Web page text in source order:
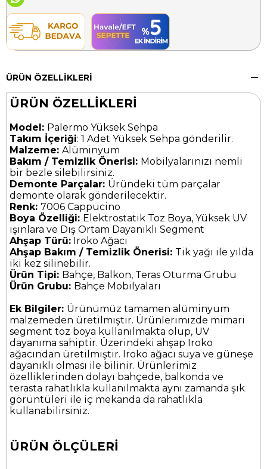
ÜRÜN ÖZELLIKLERI
ÜRÜN ÖZELLİKLERİ
Model: Palermo Yüksek Sehpa
Takım İçeriği: 1 Adet Yüksek Sehpa gönderilir.
Malzeme: Alüminyum
Bakım / Temizlik Önerisi: Mobilyalarınızı nemli
bir bezle silebilirsiniz.
Demonte Parçalar: Üründeki tüm parçalar
demonte olarak gönderilecektir.
Renk: 7006 Cappucino
Boya Özelliği: Elektrostatik Toz Boya, Yüksek UV
ışınlara ve Dış Ortam Dayanıklı Segment
Ahşap Türü: Iroko Ağacı
Ahşap Bakım / Temizlik Önerisi: Tik yağı ile yılda
iki kez silinebilir.
Ürün Tipi: Bahçe, Balkon, Teras Oturma Grubu
Ürün Grubu: Bahçe Mobilyaları
Ek Bilgiler: Ürünümüz tamamen alüminyum
malzemeden üretilmiştir. Ürünlerimizde mimari
segment toz boya kullanılmakta olup, UV
dayanıma sahiptir. Üzerindeki ahşap Iroko
ağacından üretilmiştir. Iroko ağacı suya ve güneşe
dayanıklı olması ile bilinir. Ürünlerimiz
özelliklerinden dolayı bahçede, balkonda ve
terasta rahatlıkla kullanılmakta aynı zamanda şık
görüntüleri ile iç mekanda da rahatlıkla
kullanabilirsiniz.
ÜRÜN ÖLÇÜLERİ